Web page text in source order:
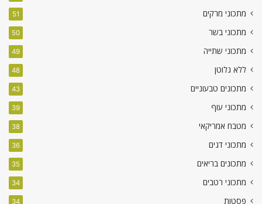
מתכוני מרקים 51
מתכוני בשר 50
מתכוני שתייה 49
ללא גלוטן 48
מתכונים טבעוניים 43
מתכוני עוף 39
מטבח אמריקאי 38
מתכוני דגים 36
מתכונים בריאים 35
מתכוני רטבים 34
פסטות 34